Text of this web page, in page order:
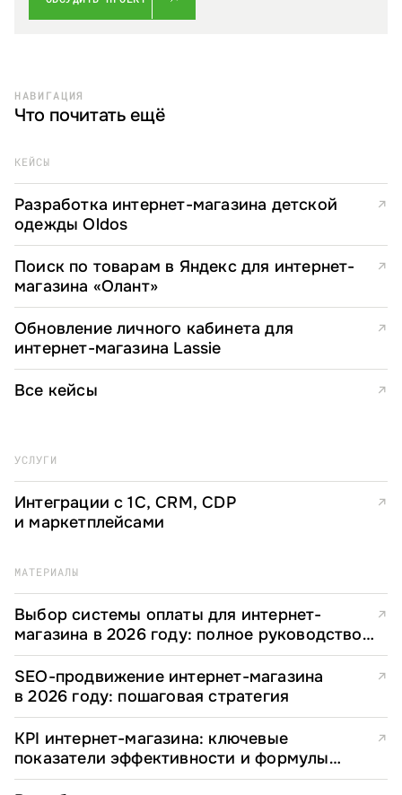
НАВИГАЦИЯ
Что почитать ещё
КЕЙСЫ
Разработка интернет-магазина детской
одежды Oldos
↗
Поиск по товарам в Яндекс для интернет-
магазина «Олант»
↗
Обновление личного кабинета для
интернет-магазина Lassie
↗
Все кейсы ↗
УСЛУГИ
Интеграции с 1С, CRM, CDP
и маркетплейсами
↗
МАТЕРИАЛЫ
Выбор системы оплаты для интернет-
магазина в 2026 году: полное руководство
для e-commerce директоров
↗
SEO-продвижение интернет-магазина
в 2026 году: пошаговая стратегия
↗
KPI интернет-магазина: ключевые
показатели эффективности и формулы
расчета
↗